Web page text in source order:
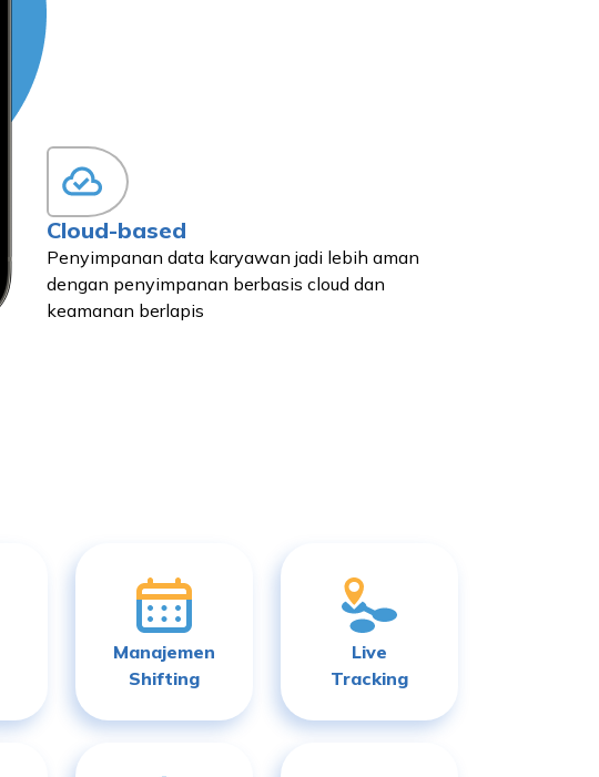
Cloud-based
Penyimpanan data karyawan jadi lebih aman
dengan penyimpanan berbasis cloud dan
keamanan berlapis
Manajemen
Shifting
Live
Tracking